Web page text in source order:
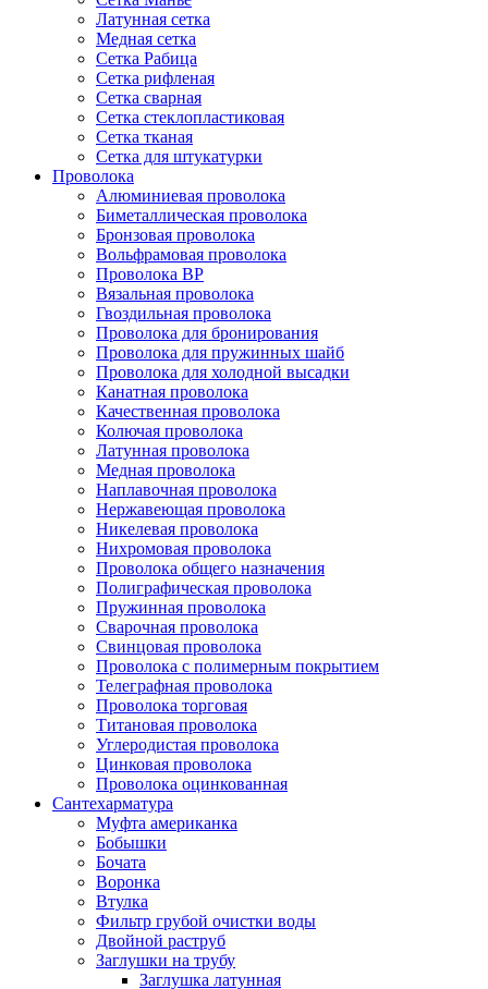
Латунная сетка
Медная сетка
Сетка Рабица
Сетка рифленая
Сетка сварная
Сетка стеклопластиковая
Сетка тканая
Сетка для штукатурки
Проволока
Алюминиевая проволока
Биметаллическая проволока
Бронзовая проволока
Вольфрамовая проволока
Проволока ВР
Вязальная проволока
Гвоздильная проволока
Проволока для бронирования
Проволока для пружинных шайб
Проволока для холодной высадки
Канатная проволока
Качественная проволока
Колючая проволока
Латунная проволока
Медная проволока
Наплавочная проволока
Нержавеющая проволока
Никелевая проволока
Нихромовая проволока
Проволока общего назначения
Полиграфическая проволока
Пружинная проволока
Сварочная проволока
Свинцовая проволока
Проволока с полимерным покрытием
Телеграфная проволока
Проволока торговая
Титановая проволока
Углеродистая проволока
Цинковая проволока
Проволока оцинкованная
Сантехарматура
Муфта американка
Бобышки
Бочата
Воронка
Втулка
Фильтр грубой очистки воды
Двойной раструб
Заглушки на трубу
Заглушка латунная